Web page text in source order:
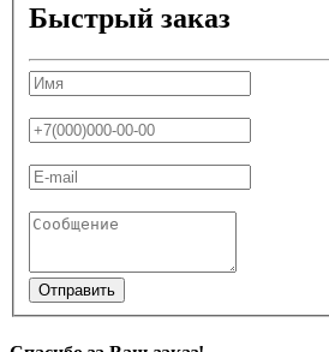
Быстрый заказ
Отправить